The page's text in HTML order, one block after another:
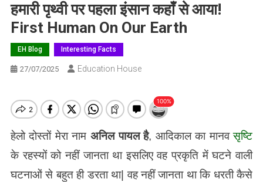
हमारी पृथ्वी पर पहला इंसान कहाँ से आया!
First Human On Our Earth
EH Blog Interesting Facts
27/07/2025 Education House
हेलो दोस्तों मेरा नाम अनिल पायल है, आदिकाल का मानवसृष्टि
के रहस्यों को नहीं जानता था इसलिए वह प्रकृति में घटने वाली
घटनाओं से बहुत ही डरता था| वह नहीं जानता था कि धरती कैसे